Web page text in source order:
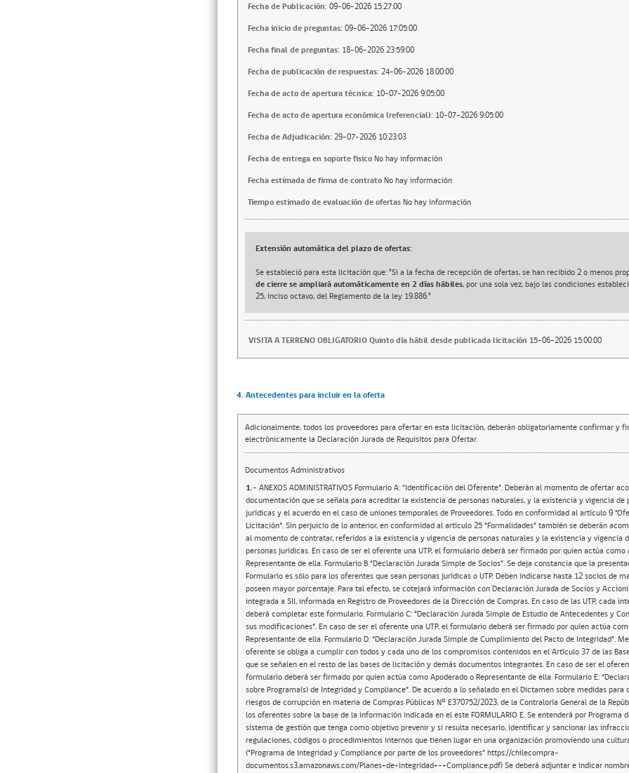
Fecha de Publicación: 09-06-2026 15:27:00
Fecha inicio de preguntas: 09-06-2026 17:05:00
Fecha final de preguntas: 18-06-2026 23:59:00
Fecha de publicación de respuestas: 24-06-2026 18:00:00
Fecha de acto de apertura técnica: 10-07-2026 9:05:00
Fecha de acto de apertura económica (referencial): 10-07-2026 9:05:00
Fecha de Adjudicación: 29-07-2026 10:23:03
Fecha de entrega en soporte fisicoNo hay información
Fecha estimada de firma de contratoNo hay información
Tiempo estimado de evaluación de ofertasNo hay información
Extensión automática del plazo de ofertas:
Se estableció para esta licitación que: "Si a la fecha de recepción de ofertas, se han recibido 2 o menos
de cierre se ampliará automáticamente en 2 días hábiles, por una sola vez, bajo las condiciones
25, inciso octavo, del Reglamento de la ley 19.886."
VISITA A TERRENO OBLIGATORIO Quinto día hábil desde publicada licitación 15-06-2026 15:00:00
4. Antecedentes para incluir en la oferta
Adicionalmente, todos los proveedores para ofertar en esta licitación, deberán obligatoriamente confirmar y
electrónicamente la Declaración Jurada de Requisitos para Ofertar.
Documentos Administrativos
1.- ANEXOS ADMINISTRATIVOS Formulario A: “Identificación del Oferente”. Deberán al momento de ofertar
documentación que se señala para acreditar la existencia de personas naturales, y la existencia y vigencia de
jurídicas y el acuerdo en el caso de uniones temporales de Proveedores. Todo en conformidad al artículo 9
Licitación”. Sin perjuicio de lo anterior, en conformidad al artículo 25 “Formalidades” también se deberán
al momento de contratar, referidos a la existencia y vigencia de personas naturales y la existencia y vigencia
personas jurídicas. En caso de ser el oferente una UTP, el formulario deberá ser firmado por quien actúa como
Representante de ella. Formulario B “Declaración Jurada Simple de Socios”. Se deja constancia que la
Formulario es sólo para los oferentes que sean personas jurídicas o UTP. Deben indicarse hasta 12 socios de
poseen mayor porcentaje. Para tal efecto, se cotejará información con Declaración Jurada de Socios y
integrada a SII, informada en Registro de Proveedores de la Dirección de Compras. En caso de las UTP, cada
deberá completar este formulario. Formulario C: “Declaración Jurada Simple de Estudio de Antecedentes y
sus modificaciones”. En caso de ser el oferente una UTP, el formulario deberá ser firmado por quien actúa
Representante de ella. Formulario D: “Declaración Jurada Simple de Cumplimiento del Pacto de Integridad”.
oferente se obliga a cumplir con todos y cada uno de los compromisos contenidos en el Artículo 37 de las
que se señalen en el resto de las bases de licitación y demás documentos integrantes. En caso de ser el
formulario deberá ser firmado por quien actúa como Apoderado o Representante de ella. Formulario E:
sobre Programa(s) de Integridad y Compliance”. De acuerdo a lo señalado en el Dictamen sobre medidas para
riesgos de corrupción en materia de Compras Públicas Nº E370752/2023, de la Contraloría General de la
los oferentes sobre la base de la información indicada en el este FORMULARIO E. Se entenderá por Programa
sistema de gestión que tenga como objetivo prevenir y si resulta necesario, identificar y sancionar las
regulaciones, códigos o procedimientos internos que tienen lugar en una organización promoviendo una
(“Programa de Integridad y Compliance por parte de los proveedores” https://chilecompra-
documentos.s3.amazonaws.com/Planes+de+Integridad+-+Compliance.pdf) Se deberá adjuntar e indicar